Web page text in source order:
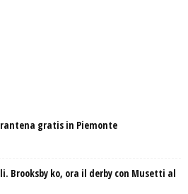
gratis in Piemonte
Brooksby ko, ora il derby con Musetti al